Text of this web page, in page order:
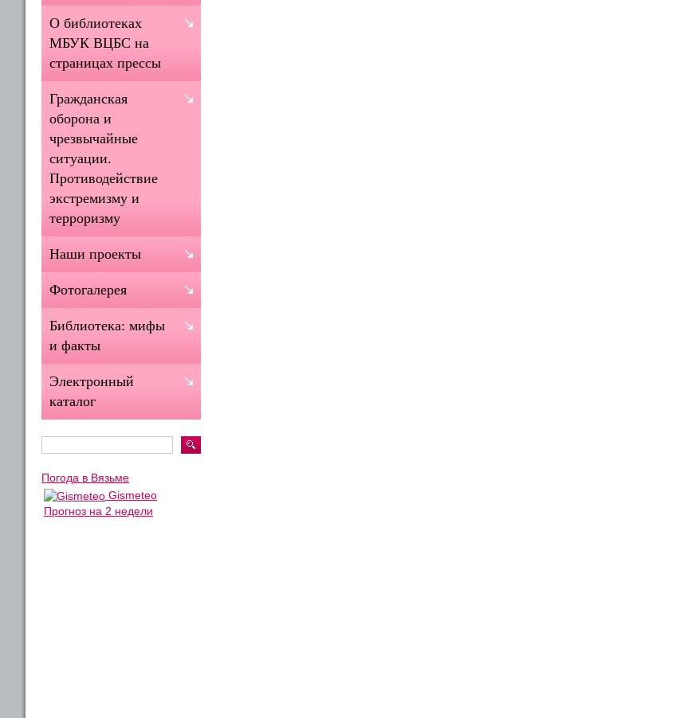
О библиотеках
МБУК ВЦБС на
страницах прессы
Гражданская
оборона и
чрезвычайные
ситуации.
Противодействие
экстремизму и
терроризму
Наши проекты
Фотогалерея
Библиотека: мифы
и факты
Электронный
каталог
Погода в Вязьме
Gismeteo
Прогноз на 2 недели